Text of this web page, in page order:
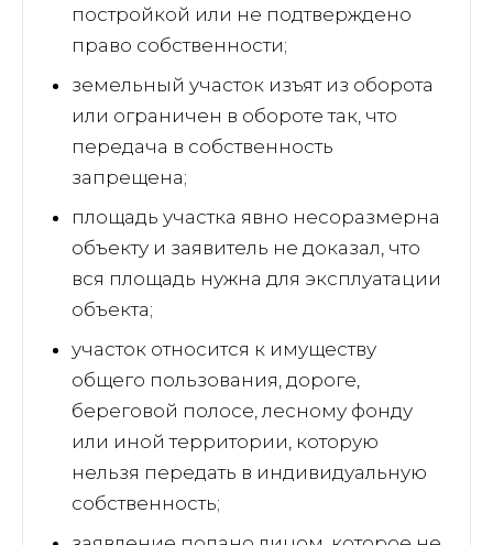
постройкой или не подтверждено
право собственности;
земельный участок изъят из оборота
или ограничен в обороте так, что
передача в собственность
запрещена;
площадь участка явно несоразмерна
объекту и заявитель не доказал, что
вся площадь нужна для эксплуатации
объекта;
участок относится к имуществу
общего пользования, дороге,
береговой полосе, лесному фонду
или иной территории, которую
нельзя передать в индивидуальную
собственность;